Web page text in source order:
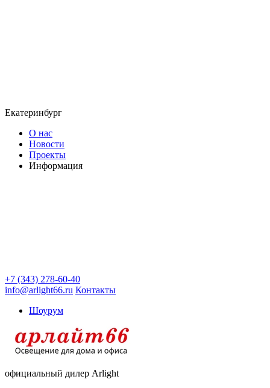
Екатеринбург
О нас
Новости
Проекты
Информация
+7 (343) 278-60-40
info@arlight66.ru Контакты
Шоурум
официальный дилер Arlight